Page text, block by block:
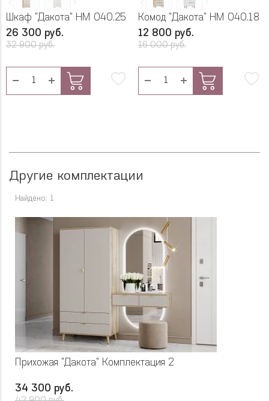
Шкаф "Дакота" НМ 040.25
26 300 руб.
32 900 руб.
Комод "Дакота" НМ 040.18
12 800 руб.
16 000 руб.
Другие комплектации
Найдено: 1
Прихожая "Дакота" Комплектация 2
34 300 руб.